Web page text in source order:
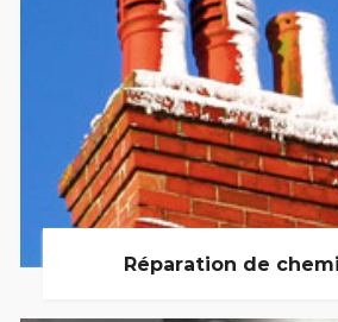
Réparation de